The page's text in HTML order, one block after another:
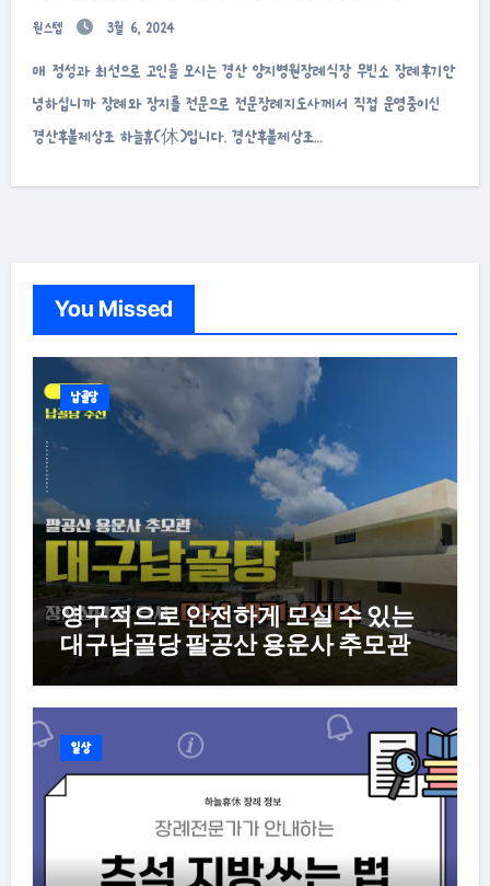
원스텝 3월 6, 2024
매 정성과 최선으로 고인을 모시는 경산 양지병원장례식장 무빈소 장례후기안
녕하십니까 장례와 장지를 전문으로 전문장례지도사께서 직접 운영중이신
경산후불제상조 하늘휴(休)입니다. 경산후불제상조…
You Missed
납골당
영구적으로 안전하게 모실 수 있는
대구납골당 팔공산 용운사 추모관
일상